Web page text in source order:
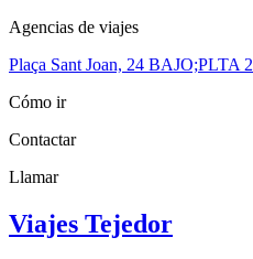
Agencias de viajes
Plaça Sant Joan, 24 BAJO;PLTA 2
Cómo ir
Contactar
Llamar
Viajes Tejedor